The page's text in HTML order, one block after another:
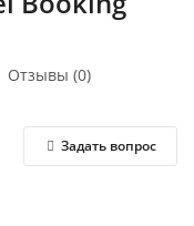
Отзывы (0)
Задать вопрос